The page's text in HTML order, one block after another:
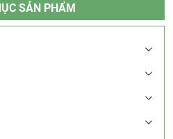
SẢN PHẨM